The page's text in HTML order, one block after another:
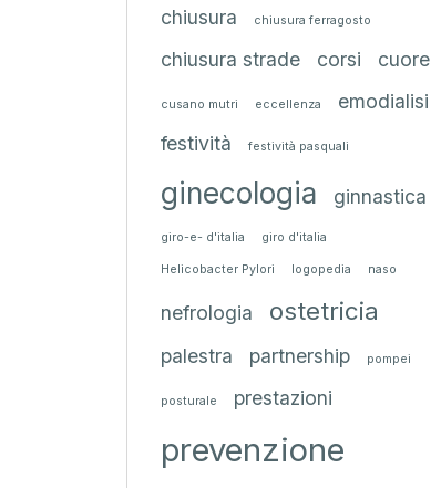
chiusura chiusura ferragosto
chiusura strade corsi cuore
cusano mutri eccellenza
emodialisi
festività
festività pasquali
ginecologia ginnastica
giro-e- d'italia giro d'italia
Helicobacter Pylori logopedia naso
nefrologia ostetricia
palestra partnership pompei
posturale prestazioni
prevenzione